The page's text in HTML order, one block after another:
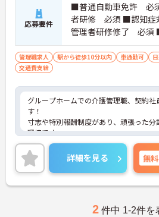
応募要件
■普通自動車免許 必
者研修 必須 ■認知症
管理者研修修了 必
管理職求人 駅から徒歩10分以内 車通勤可
交通費支給
グループホームでの介護管理職、契約社
す！
寸志や特別報酬制度があり、頑張った分
環境です。
リフレッシュ休暇もあり、オンオフの切
能。
ご興味のある方には、面接対策ポイント
詳細をお話いたしますので、お気軽にご
い。
詳細を見る 無料
2 件中 1-2件を